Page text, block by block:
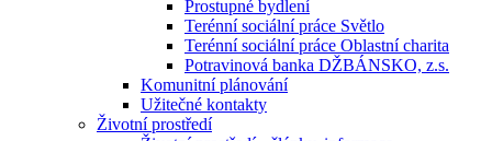
Prostupné bydlení
Terénní sociální práce Světlo
Terénní sociální práce Oblastní charita
Potravinová banka DŽBÁNSKO, z.s.
Komunitní plánování
Užitečné kontakty
Životní prostředí